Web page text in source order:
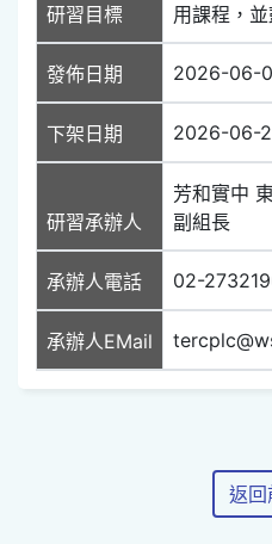
研習目標
用課程，
發佈日期 2026-06-
下架日期 2026-06-
研習承辦人
芳和實中
副組長
承辦人電話 02-
承辦人EMail
返回